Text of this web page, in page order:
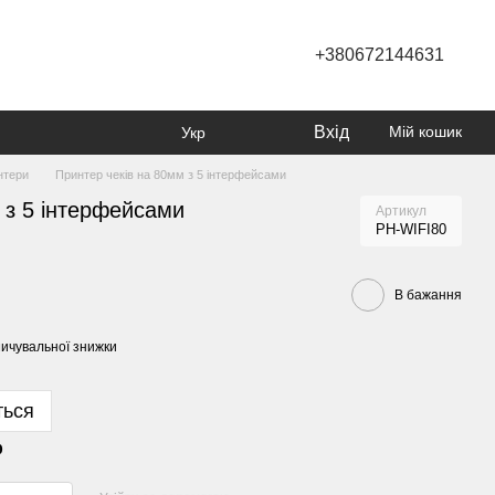
+380672144631
Укр Вхід Мій кошик
Принтер чеків на 80мм з 5 інтерфейсами
5 інтерфейсами Артикул
PH-WIFI80
В бажання
знижки